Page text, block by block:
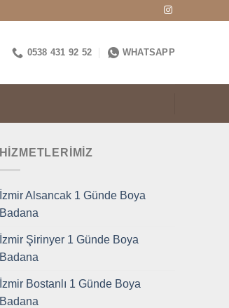
0538 431 92 52 WHATSAPP
HİZMETLERİMİZ
İzmir Alsancak 1 Günde Boya
Badana
İzmir Şirinyer 1 Günde Boya
Badana
İzmir Bostanlı 1 Günde Boya
Badana